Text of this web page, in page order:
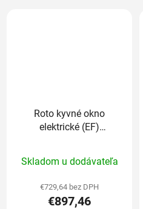
Roto kyvné okno
elektrické (EF)
74/118 cmhodnotenie
produktu
je
Skladom u dodávateľa
€729,64 bez DPH
€897,46